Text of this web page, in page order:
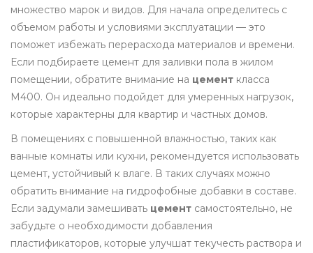
множество марок и видов. Для начала определитесь с
объемом работы и условиями эксплуатации — это
поможет избежать перерасхода материалов и времени.
Если подбираете цемент для заливки пола в жилом
помещении, обратите внимание на цемент класса
М400. Он идеально подойдет для умеренных нагрузок,
которые характерны для квартир и частных домов.
В помещениях с повышенной влажностью, таких как
ванные комнаты или кухни, рекомендуется использовать
цемент, устойчивый к влаге. В таких случаях можно
обратить внимание на гидрофобные добавки в составе.
Если задумали замешивать цемент самостоятельно, не
забудьте о необходимости добавления
пластификаторов, которые улучшат текучесть раствора и